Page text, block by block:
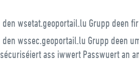
den wsetat.geoportail.lu Grupp deen
den wssec.geoportail.lu Grupp deen
sécuriséiert ass iwwert Passwuert an